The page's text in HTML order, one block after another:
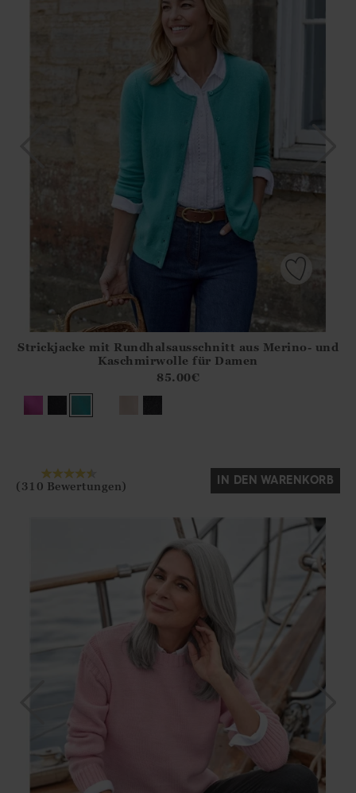
?? ""
Ja
Strickjacke mit Rundhalsausschnitt aus Merino- und
Kaschmirwolle für Damen
85.00€
(310 Bewertungen) IN DEN WARENKORB